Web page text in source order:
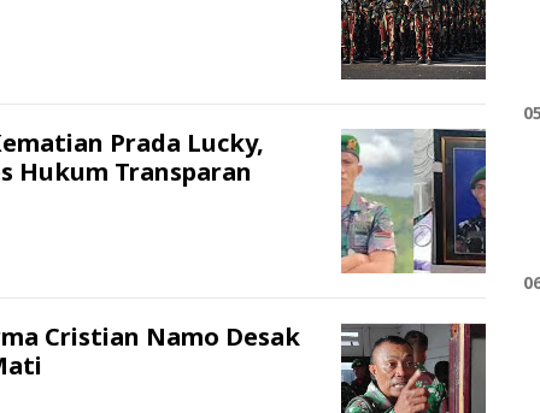
Prada Lucky,
Hukum Transparan
Cristian Namo Desak